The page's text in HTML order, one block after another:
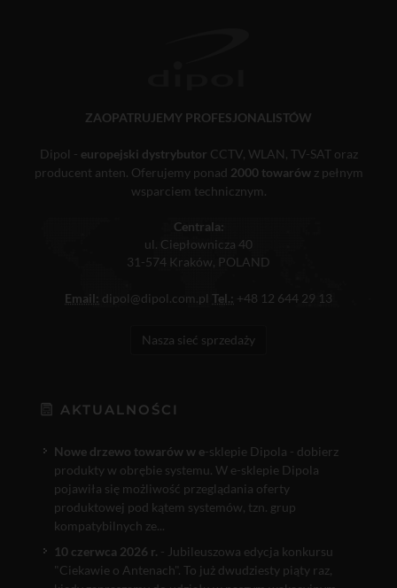
ZAOPATRUJEMY PROFESJONALISTÓW
Dipol - europejski dystrybutor CCTV, WLAN, TV-SAT oraz
producent anten. Oferujemy ponad 2000 towarówz pełnym
wsparciem technicznym.
Centrala:
ul. Ciepłownicza 40
31-574 Kraków, POLAND
Email: dipol@dipol.com.pl Tel.: +48 12 644 29 13
Nasza sieć sprzedaży
AKTUALNOŚCI
Nowe drzewo towarów w e-sklepie Dipola - dobierz
produkty w obrębie systemu. W e-sklepie Dipola
pojawiła się możliwość przeglądania oferty
produktowej pod kątem systemów, tzn. grup
kompatybilnych ze...
10 czerwca 2026 r. - Jubileuszowa edycja konkursu
"Ciekawie o Antenach". To już dwudziesty piąty raz,